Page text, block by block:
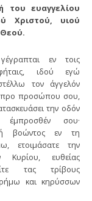
του ευαγγελίου
Χριστού, υιού
εν τοις
ιδού εγώ
τον άγγελόν
προσώπου σου,
την οδόν
έμπροσθέν σου·
βοώντος εν τη
ετοιμάσατε την
Κυρίου, ευθείας
τας τρίβους
και κηρύσσων